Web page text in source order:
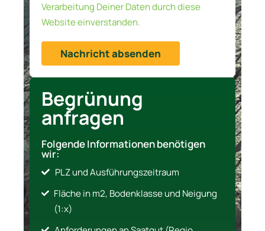
Verarbeitung Deiner Daten durch diese
Website einverstanden.
Nachricht absenden
Begrünung
anfragen
Folgende Informationen benötigen
wir:
PLZ und Ausführungszeitraum
Fläche in m2, Bodenklasse und Neigung
(1:x)